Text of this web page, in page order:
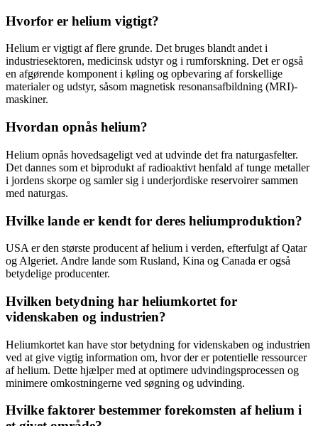
Hvorfor er helium vigtigt?
Helium er vigtigt af flere grunde. Det bruges blandt andet i
industriesektoren, medicinsk udstyr og i rumforskning. Det er også
en afgørende komponent i køling og opbevaring af forskellige
materialer og udstyr, såsom magnetisk resonansafbildning (MRI)-
maskiner.
Hvordan opnås helium?
Helium opnås hovedsageligt ved at udvinde det fra naturgasfelter.
Det dannes som et biprodukt af radioaktivt henfald af tunge metaller
i jordens skorpe og samler sig i underjordiske reservoirer sammen
med naturgas.
Hvilke lande er kendt for deres heliumproduktion?
USA er den største producent af helium i verden, efterfulgt af Qatar
og Algeriet. Andre lande som Rusland, Kina og Canada er også
betydelige producenter.
Hvilken betydning har heliumkortet for
videnskaben og industrien?
Heliumkortet kan have stor betydning for videnskaben og industrien
ved at give vigtig information om, hvor der er potentielle ressourcer
af helium. Dette hjælper med at optimere udvindingsprocessen og
minimere omkostningerne ved søgning og udvinding.
Hvilke faktorer bestemmer forekomsten af helium i